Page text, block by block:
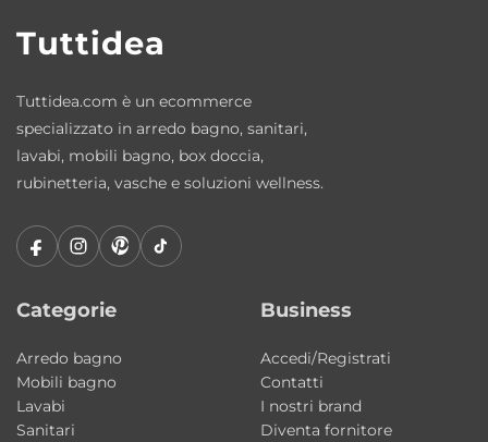
• Sonda di livello
L’elevato numero di getti Whirlpool
contribuisce a creare un massaggio intenso
e uniforme, ideale per favorire il relax
muscolare e il benessere generale.
Cascata integrata e atmosfera rilassante
La bocca di riempimento a cascata dona alla
vasca un forte impatto estetico e
sensoriale ispirata ai benefici naturali
dell’acqua in movimento. La cromoterapia
integrata completa l’esperienza wellness con
Tuttidea
Tuttidea.com è un ecommerce
specializzato in arredo bagno, sanitari,
lavabi, mobili bagno, box doccia,
rubinetteria, vasche e soluzioni wellness.
Categorie
Arredo bagno
Mobili bagno
Lavabi
Sanitari
Business
Accedi/Registrati
Contatti
I nostri brand
Diventa fornitore